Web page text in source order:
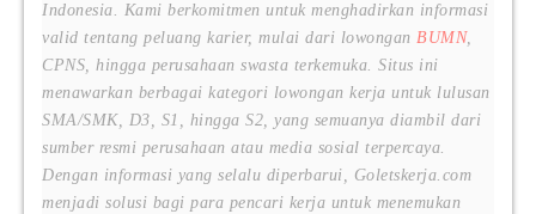
Indonesia. Kami berkomitmen untuk menghadirkan informasi
valid tentang peluang karier, mulai dari lowongan BUMN,
CPNS, hingga perusahaan swasta terkemuka. Situs ini
menawarkan berbagai kategori lowongan kerja untuk lulusan
SMA/SMK, D3, S1, hingga S2, yang semuanya diambil dari
sumber resmi perusahaan atau media sosial terpercaya.
Dengan informasi yang selalu diperbarui, Goletskerja.com
menjadi solusi bagi para pencari kerja untuk menemukan